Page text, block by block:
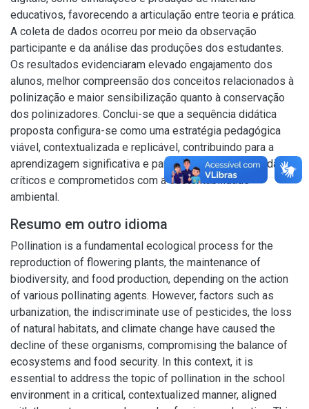
educativos, favorecendo a articulação entre teoria e prática.
A coleta de dados ocorreu por meio da observação
participante e da análise das produções dos estudantes.
Os resultados evidenciaram elevado engajamento dos
alunos, melhor compreensão dos conceitos relacionados à
polinização e maior sensibilização quanto à conservação
dos polinizadores. Conclui-se que a sequência didática
proposta configura-se como uma estratégia pedagógica
viável, contextualizada e replicável, contribuindo para a
aprendizagem significativa e para a formação de cidadãos
críticos e comprometidos com a sustentabilidade
ambiental.
Resumo em outro idioma
Pollination is a fundamental ecological process for the
reproduction of flowering plants, the maintenance of
biodiversity, and food production, depending on the action
of various pollinating agents. However, factors such as
urbanization, the indiscriminate use of pesticides, the loss
of natural habitats, and climate change have caused the
decline of these organisms, compromising the balance of
ecosystems and food security. In this context, it is
essential to address the topic of pollination in the school
environment in a critical, contextualized manner, aligned